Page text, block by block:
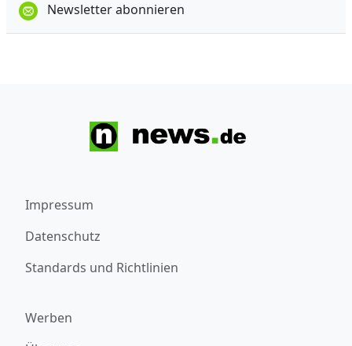
Newsletter abonnieren
Impressum
Datenschutz
Standards und Richtlinien
Werben